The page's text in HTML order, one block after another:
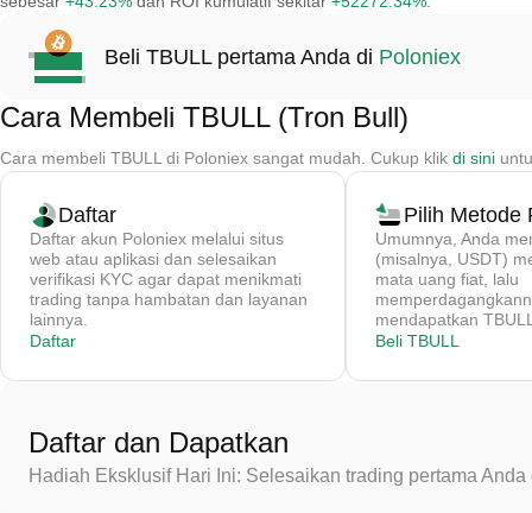
Beli TBULL pertama Anda di Poloniex
Cara Membeli TBULL (Tron Bull)
Cara membeli TBULL di Poloniex sangat mudah. Cukup klik di sini
Daftar
Daftar akun Poloniex melalui situs
web atau aplikasi dan selesaikan
verifikasi KYC agar dapat menikmati
trading tanpa hambatan dan layanan
lainnya.
Daftar
Pilih Metode
Umumnya, Anda
(misalnya, USDT)
mata uang fiat, lalu
mendapatkan
Beli TBULL
Daftar dan Dapatkan
Hadiah Eksklusif Hari Ini: Selesaikan trading pertama